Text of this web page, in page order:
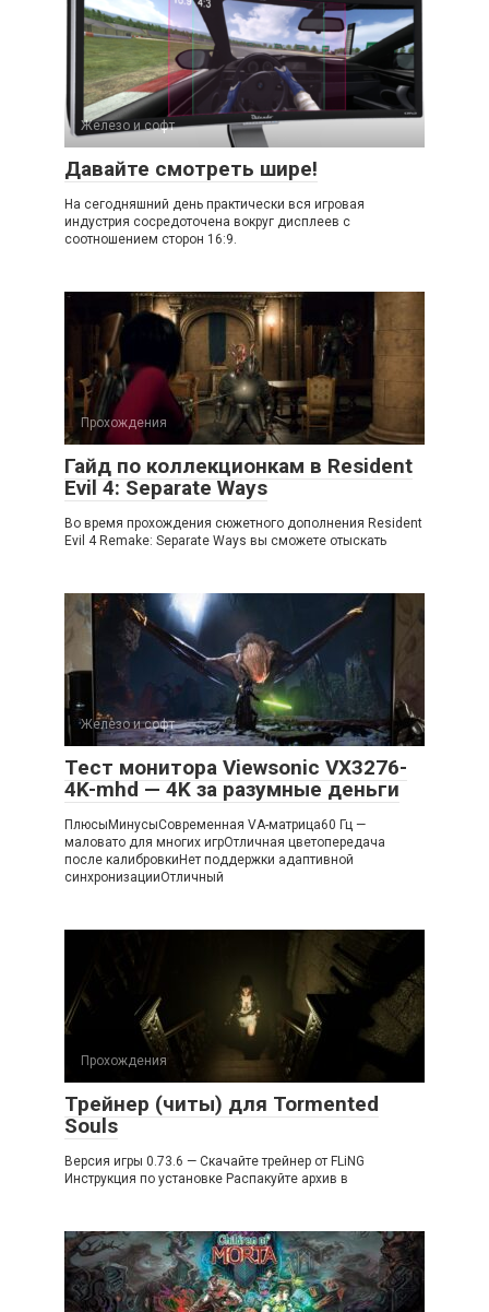
Железо и софт
Давайте смотреть шире!
На сегодняшний день практически вся игровая
индустрия сосредоточена вокруг дисплеев с
соотношением сторон 16:9.
Прохождения
Гайд по коллекционкам в Resident
Evil 4: Separate Ways
Во время прохождения сюжетного дополнения Resident
Evil 4 Remake: Separate Ways вы сможете отыскать
Железо и софт
Тест монитора Viewsonic VX3276-
4K-mhd — 4K за разумные деньги
ПлюсыМинусыСовременная VA-матрица60 Гц —
маловато для многих игрОтличная цветопередача
после калибровкиНет поддержки адаптивной
синхронизацииОтличный
Прохождения
Трейнер (читы) для Tormented
Souls
Версия игры 0.73.6 — Скачайте трейнер от FLiNG
Инструкция по установке Распакуйте архив в